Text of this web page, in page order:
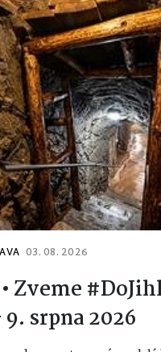
03. 08. 2026
• Zveme
9. srpna 2026